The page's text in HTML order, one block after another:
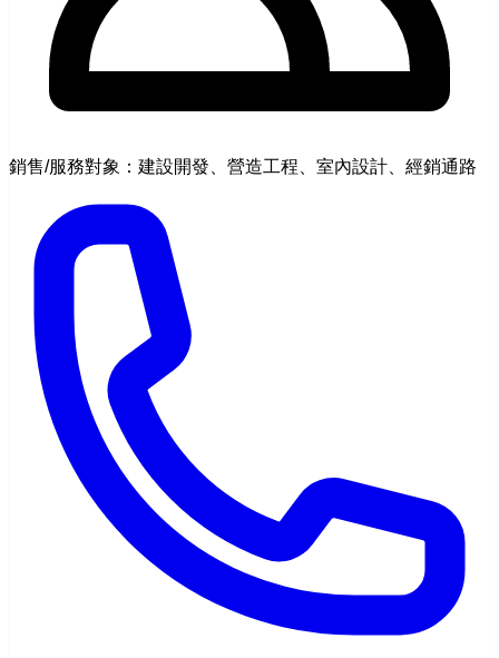
銷售/服務對象：建設開發、營造工程、室內設計、經銷通路